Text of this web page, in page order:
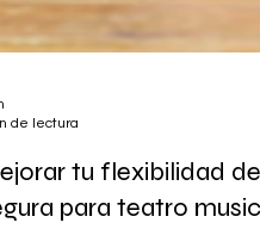
de lectura
tu flexibilidad de